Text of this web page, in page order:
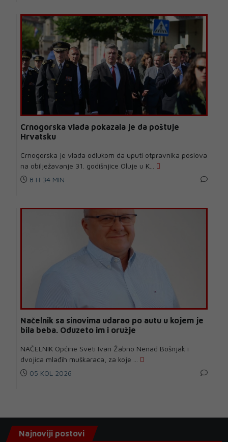
Crnogorska vlada pokazala je da poštuje
Hrvatsku
Crnogorska je vlada odlukom da uputi otpravnika poslova
na obilježavanje 31. godišnjice Oluje u K...
8 H 34 MIN
Načelnik sa sinovima udarao po autu u kojem je
bila beba. Oduzeto im i oružje
NAČELNIK Općine Sveti Ivan Žabno Nenad Bošnjak i
dvojica mlađih muškaraca, za koje ...
05 KOL 2026
Najnoviji postovi